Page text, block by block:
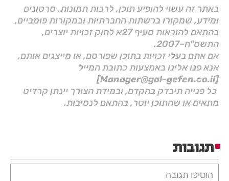
באתר זה עשוי להופיע תוכן, לרבות תמונות, סרטונים
ומידע, שמקורו ברשתות החברתיות ובמקורות פומביים,
בהתאם להוראות סעיף 27א לחוק זכויות יוצרים,
התשס"ח–2007.
אם אתם בעלי זכויות בתוכן שפורסם, או מייצגים אותם,
אנא פנו אלינו באמצעות כתובת המייל
[Manager@gal-gefen.co.il]
כל פנייה תיבדק בהקדם, ובמידת הצורך יינתן קרדיט
מתאים או שהתוכן יוסר, בהתאם לנסיבות.
תגובות
הוסיפו תגובה